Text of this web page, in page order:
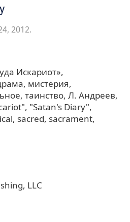
2012.
Искариот»
мистерия
таинство Л. Андреев
"Satan's Diary"
sacred sacrament
LLC